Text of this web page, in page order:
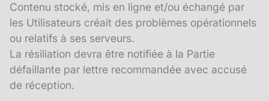
Contenu stocké, mis en ligne et/ou échangé par
les Utilisateurs créait des problèmes opérationnels
ou relatifs à ses serveurs.
La résiliation devra être notifiée à la Partie
défaillante par lettre recommandée avec accusé
de réception.